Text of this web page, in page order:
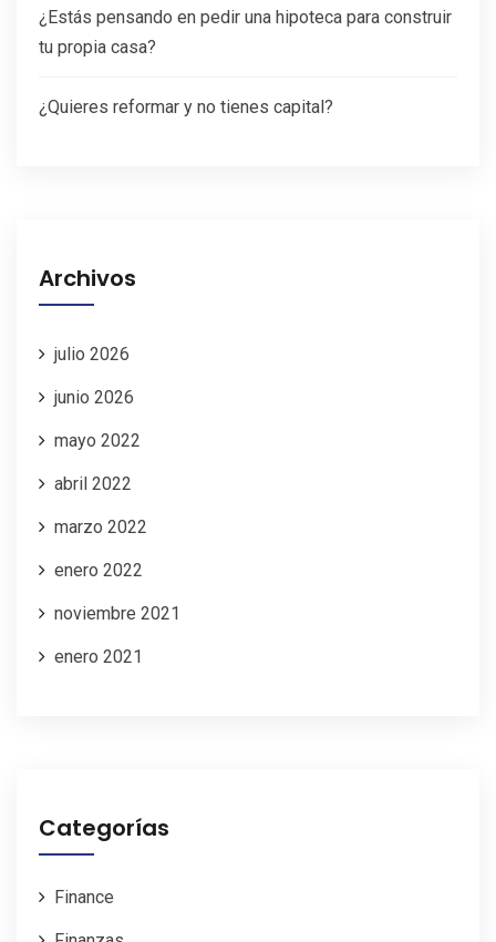
¿Estás pensando en pedir una hipoteca para construir
tu propia casa?
¿Quieres reformar y no tienes capital?
Archivos
julio 2026
junio 2026
mayo 2022
abril 2022
marzo 2022
enero 2022
noviembre 2021
enero 2021
Categorías
Finance